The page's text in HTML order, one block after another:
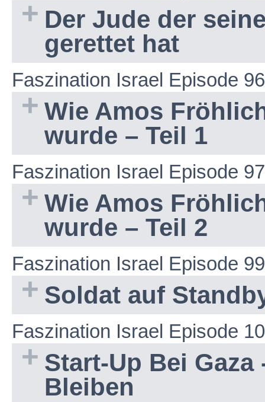
Der Jude der
gerettet hat
Faszination Israel Episode 96
Wie Amos
wurde – Teil 1
Faszination Israel Episode 97
Wie Amos
wurde – Teil 2
Faszination Israel Episode 99
Soldat auf
Faszination Israel Episode
Start-Up Bei Gaza
Bleiben